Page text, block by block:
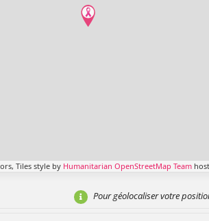
Tiles style by Humanitarian OpenStreetMap Team
Pour géolocaliser votre